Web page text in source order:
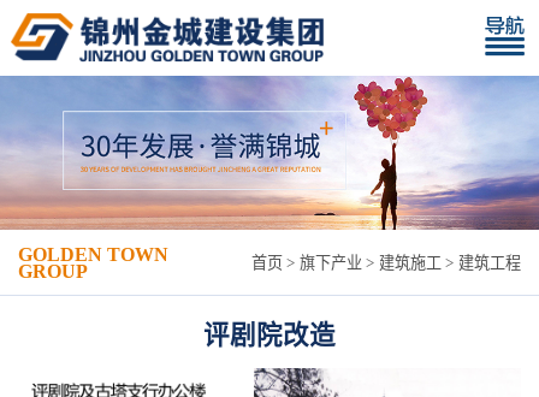
GOLDEN TOWN
GROUP
首页 旗下产业 建筑施工 建筑工程
评剧院改造